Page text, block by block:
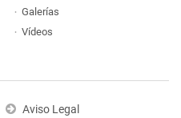
Galerías
Vídeos
Aviso Legal